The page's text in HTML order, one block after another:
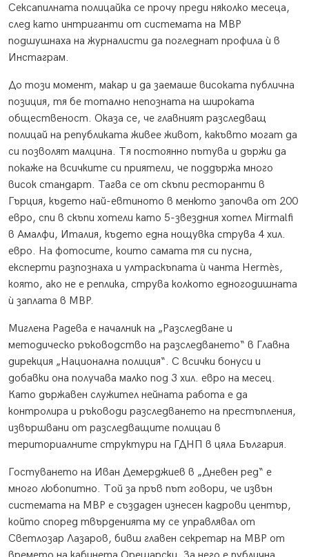
Сексапилната полицайка се прочу преди няколко месеца,
след като интриганти от системата на МВР
подшушнаха на журналисти да погледнат профила ѝ в
Инстаграм.
До този момент, макар и да заемаше високата публична
позиция, тя бе тотално непозната на широката
общественост. Оказа се, че главният разследващ
полицай на републиката живее живот, какъвто могат да
си позволят малцина. Тя постоянно пътува и държи да
покаже на всичките си приятели, че поддържа много
висок стандарт. Тагва се от скъпи ресторанти в
Гърция, където най-евтиното в менюто започва от 200
евро, спи в скъпи хотели като 5-звездния хотел Mirmalfi
в Амалфи, Италия, където една нощувка струва 4 хил.
евро. На фотосите, които самата тя си пусна,
експерти разпознаха и ултраскъпата ѝ чанта Hermès,
която, ако не е реплика, струва колкото едногодишната
ѝ заплата в МВР.
Миглена Радева е началник на „Разследване и
методическо ръководство на разследването“ в Главна
дирекция „Национална полиция“. С всички бонуси и
добавки она получава малко под 3 хил. евро на месец.
Като държавен служител нейната работа е да
контролира и ръководи разследването на престъпления,
извършвани от разследващите полицаи в
териториалните структури на ГДНП в цяла България.
Гостуването на Иван Демерджиев в „Дневен ред“ е
много любопитно. Той за пръв път говори, че извън
системата на МВР е създаден изнесен кадрови център,
който според твърденията му се управлявал от
Светлозар Лазаров, бивш главен секретар на МВР от